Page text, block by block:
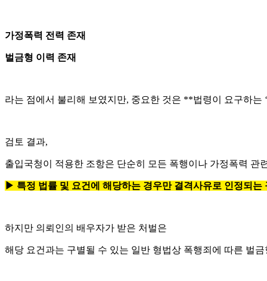
가정폭력 전력 존재
벌금형 이력 존재
라는 점에서 불리해 보였지만, 중요한 것은 **법령이 요구하는
검토 결과,
출입국청이 적용한 조항은 단순히 모든 폭행이나 가정폭력 관
▶ 특정 법률 및 요건에 해당하는 경우만 결격사유로 인정되는
하지만 의뢰인의 배우자가 받은 처벌은
해당 요건과는 구별될 수 있는 일반 형법상 폭행죄에 따른 벌